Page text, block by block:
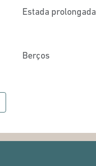
Estada prolongada
Berços